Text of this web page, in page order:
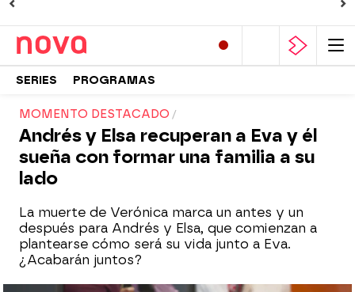
SERIES PROGRAMAS
MOMENTO DESTACADO
Andrés y Elsa recuperan a Eva y él
sueña con formar una familia a su
lado
La muerte de Verónica marca un antes y un
después para Andrés y Elsa, que comienzan a
plantearse cómo será su vida junto a Eva.
¿Acabarán juntos?